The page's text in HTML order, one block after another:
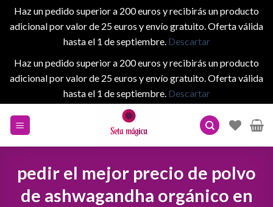
Haz un pedido superior a 200 euros y recibirás un producto
adicional por valor de 25 euros y envío gratuito. Oferta válida
hasta el 1 de septiembre. Descartar
Haz un pedido superior a 200 euros y recibirás un producto
adicional por valor de 25 euros y envío gratuito. Oferta válida
hasta el 1 de septiembre. Descartar
pedir el mejor precio de polvo
de ashwagandha orgánico en